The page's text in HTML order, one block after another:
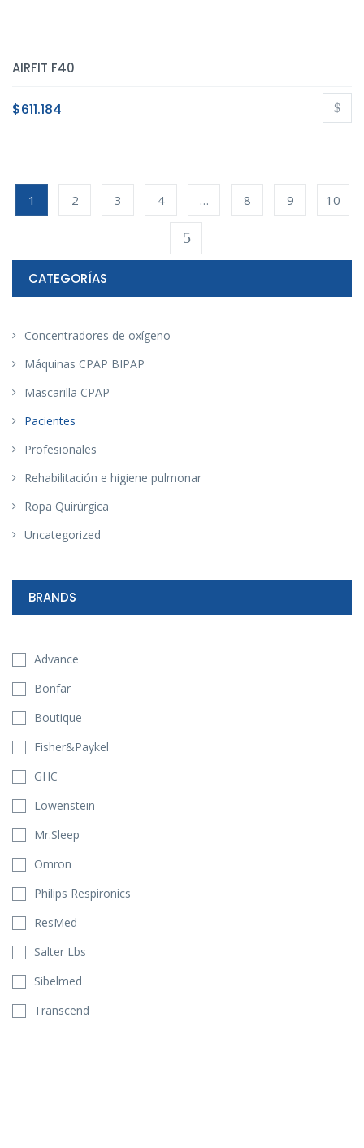
CATEGORÍAS
Concentradores de oxígeno
Máquinas CPAP BIPAP
Mascarilla CPAP
Pacientes
Profesionales
Rehabilitación e higiene pulmonar
Ropa Quirúrgica
Uncategorized
BRANDS
Advance
Bonfar
Boutique
Fisher&Paykel
GHC
Löwenstein
Mr.Sleep
Omron
Philips Respironics
ResMed
Salter Lbs
Sibelmed
Transcend
AIRFIT F40
$611.184
1 2 3 4 … 8 9 10